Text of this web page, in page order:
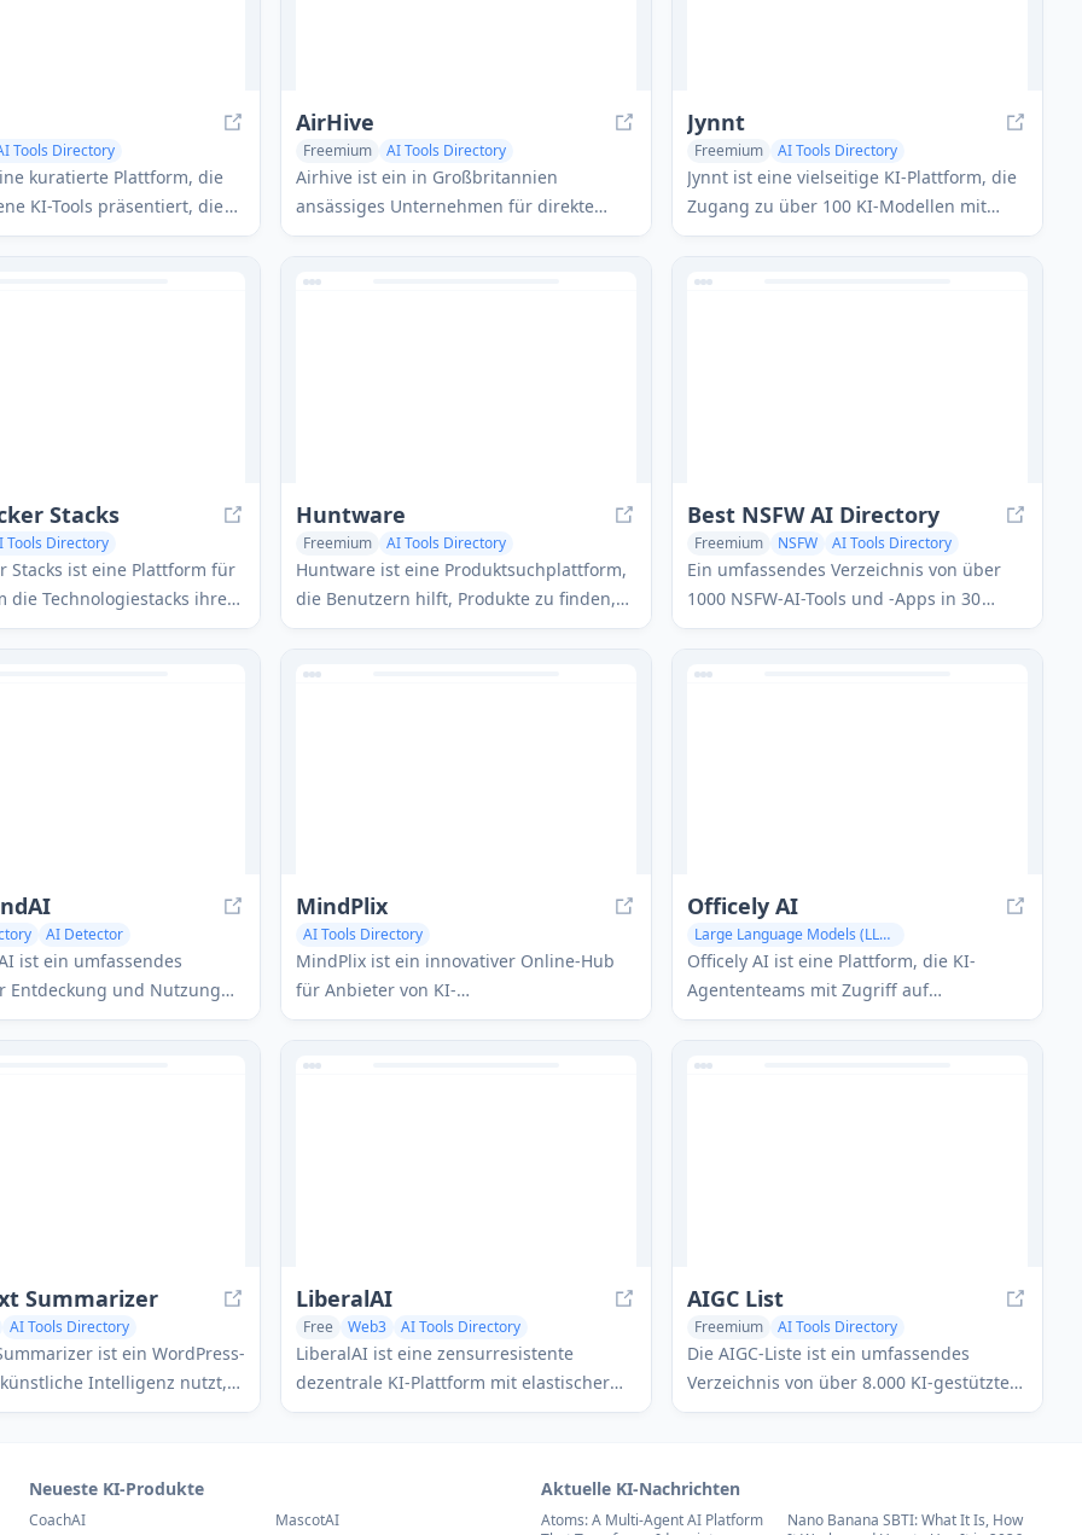
Tools Directory
Tools
AI Education Assistant
kuratierte Plattform, die
KI-Tools präsentiert, die
AirHive
Freemium AI Tools Directory
Airhive ist ein in Großbritannien
ansässiges Unternehmen für direkte
Luftabscheidung (DAC), das
Technologien entwickelt, um
Jynnt
Freemium
AI Tools Directory
Large Language Models (LLMs)
Jynnt ist eine vielseitige KI-Plattform, die
Zugang zu über 100 KI-Modellen mit
einer effizienten, leichten
Nutzung bietet.
Stacks
Tools Directory
Tools
AI Social Media Assistant
Stacks ist eine Plattform für
die Technologiestacks ihrer
präsentieren und Tools zu
werden, um
Huntware
Freemium
AI Tools Directory
AI Productivity Tools
AI Education Assistant
Huntware ist eine Produktsuchplattform,
die Benutzern hilft, Produkte zu finden,
die am besten zu ihren Bedürfnissen
Best NSFW AI Directory
Freemium NSFW
AI Tools Directory
AI Chatbot
Ein umfassendes Verzeichnis von über
1000 NSFW-AI-Tools und -Apps in 30
Kategorien, einschließlich AI-virtueller
AI Detector
ist ein umfassendes
Entdeckung und Nutzung
Tools im Internet,
und KI-Detektoren.
MindPlix
AI Tools Directory
MindPlix ist ein innovativer Online-Hub
für Anbieter von KI-
Technologiedienstleistungen, der eine
Tools, Eingabeaufforderungen und
Officely AI
Large Language Models (LLMs)
AI Customer Service Assistant
AI Chatbot
Officely AI ist eine Plattform, die KI-
Agententeams mit Zugriff auf
verschiedene LLM-Modelle erstellt, um
und sich mit Tools wie Zendesk, Intercom,
Summarizer
AI Tools Directory
ist ein WordPress-
Intelligenz nutzt,
Klick prägnante
LiberalAI
Free Web3 AI Tools Directory
LiberalAI ist eine zensurresistente
dezentrale KI-Plattform mit elastischer
Rechenleistung zum Erstellen und
AIGC List
Freemium
AI Tools Directory
Multi-purpose Tools
Die AIGC-Liste ist ein umfassendes
Verzeichnis von über 8.000 KI-gestützten
Tools und Anwendungen in
die neuesten KI-Technologien zu
entdecken und zu erkunden.
Neueste KI-Produkte
CoachAI MascotAI
Aktuelle KI-Nachrichten
Atoms: A Multi-Agent AI Platform
Nano Banana SBTI: What It Is, How